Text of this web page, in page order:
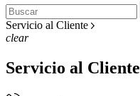
Servicio al Cliente
clear
Servicio al Cliente